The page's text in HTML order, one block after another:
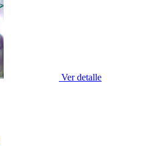
Ver detalle